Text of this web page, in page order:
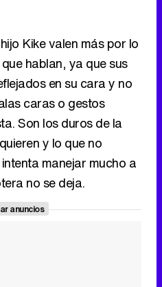
Kike valen más por lo
hablan, ya que sus
en su cara y no
caras o gestos
Son los duros de la
y lo que no
manejar mucho a
no se deja.
anuncios